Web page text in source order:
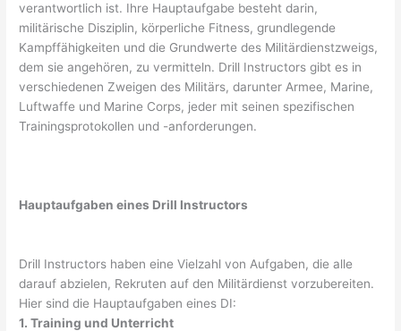
verantwortlich ist. Ihre Hauptaufgabe besteht darin,
militärische Disziplin, körperliche Fitness, grundlegende
Kampffähigkeiten und die Grundwerte des Militärdienstzweigs,
dem sie angehören, zu vermitteln. Drill Instructors gibt es in
verschiedenen Zweigen des Militärs, darunter Armee, Marine,
Luftwaffe und Marine Corps, jeder mit seinen spezifischen
Trainingsprotokollen und -anforderungen.
Hauptaufgaben eines Drill Instructors
Drill Instructors haben eine Vielzahl von Aufgaben, die alle
darauf abzielen, Rekruten auf den Militärdienst vorzubereiten.
Hier sind die Hauptaufgaben eines DI:
1. Training und Unterricht